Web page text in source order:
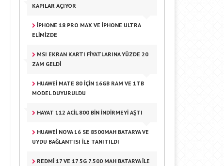
KAPILAR AÇIYOR
IPHONE 18 PRO MAX VE IPHONE ULTRA
ELIMIZDE
MSI EKRAN KARTI FIYATLARINA YÜZDE 20
ZAM GELDI
HUAWEI MATE 80 IÇIN 16GB RAM VE 1TB
MODEL DUYURULDU
HAYAT 112 ACIL 800 BIN INDIRMEYI AŞTI
HUAWEI NOVA 16 SE 8500MAH BATARYA VE
UYDU BAĞLANTISI ILE TANITILDI
REDMI 17 VE 17 5G 7.500 MAH BATARYA ILE